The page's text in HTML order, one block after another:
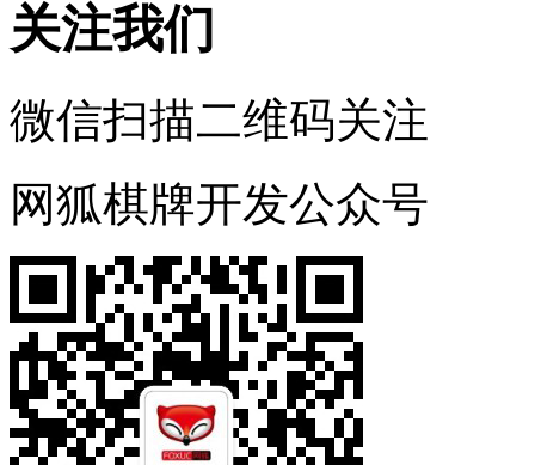
关注我们
微信扫描二维码关注
网狐棋牌开发公众号